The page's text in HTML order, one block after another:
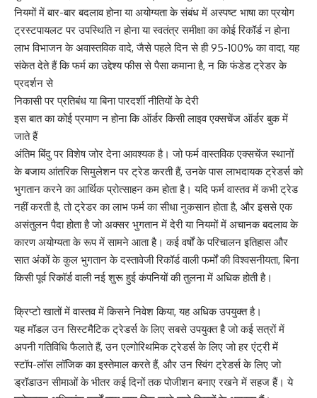
नियमों में बार-बार बदलाव होना या अयोग्यता के संबंध में अस्पष्ट भाषा का प्रयोग
ट्रस्टपायलट पर उपस्थिति न होना या स्वतंत्र समीक्षा का कोई रिकॉर्ड न होना
लाभ विभाजन के अवास्तविक वादे, जैसे पहले दिन से ही 95-100% का वादा, यह
संकेत देते हैं कि फर्म का उद्देश्य फीस से पैसा कमाना है, न कि फंडेड ट्रेडर के
प्रदर्शन से
निकासी पर प्रतिबंध या बिना पारदर्शी नीतियों के देरी
इस बात का कोई प्रमाण न होना कि ऑर्डर किसी लाइव एक्सचेंज ऑर्डर बुक में
जाते हैं
अंतिम बिंदु पर विशेष जोर देना आवश्यक है। जो फर्म वास्तविक एक्सचेंज स्थानों
के बजाय आंतरिक सिमुलेशन पर ट्रेड करती हैं, उनके पास लाभदायक ट्रेडर्स को
भुगतान करने का आर्थिक प्रोत्साहन कम होता है। यदि फर्म वास्तव में कभी ट्रेड
नहीं करती है, तो ट्रेडर का लाभ फर्म का सीधा नुकसान होता है, और इससे एक
असंतुलन पैदा होता है जो अक्सर भुगतान में देरी या नियमों में अचानक बदलाव के
कारण अयोग्यता के रूप में सामने आता है। कई वर्षों के परिचालन इतिहास और
सात अंकों के कुल भुगतान के दस्तावेजी रिकॉर्ड वाली फर्मों की विश्वसनीयता, बिना
किसी पूर्व रिकॉर्ड वाली नई शुरू हुई कंपनियों की तुलना में अधिक होती है।
क्रिप्टो खातों में वास्तव में किसने निवेश किया, यह अधिक उपयुक्त है।
यह मॉडल उन सिस्टमैटिक ट्रेडर्स के लिए सबसे उपयुक्त है जो कई सत्रों में
अपनी गतिविधि फैलाते हैं, उन एल्गोरिथमिक ट्रेडर्स के लिए जो हर एंट्री में
स्टॉप-लॉस लॉजिक का इस्तेमाल करते हैं, और उन स्विंग ट्रेडर्स के लिए जो
ड्रॉडाउन सीमाओं के भीतर कई दिनों तक पोजीशन बनाए रखने में सहज हैं। ये